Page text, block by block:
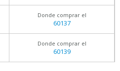
Donde comprar el
60137
Donde comprar el
60139